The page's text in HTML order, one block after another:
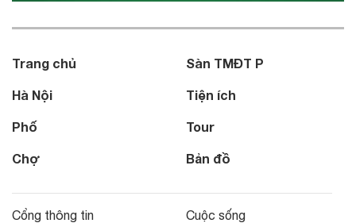
Trang chủ
Hà Nội
Phố
Chợ
Sàn TMĐT P
Tiện ích
Tour
Bản đồ
Cổng thông tin Cuộc sống